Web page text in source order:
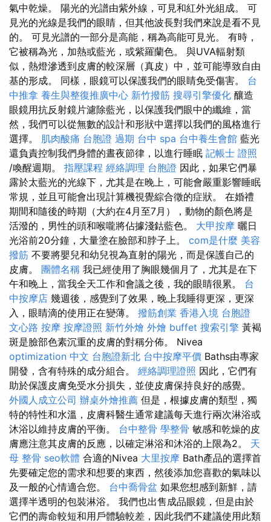
氣中乾燥。 陽光的光譜由紫外線，可見和紅外光組成。 可
見光的光線是我們的眼睛，但其他波長對我們來說是看不見
的。 可見光譜的一部分是高能，稱為高能可見光。 有時，
它被稱為光，加熱或藍光，或紫羅蘭色。 與UVA輻射類
似，熱燈滲透到皮膚的較深層（真皮）中，並可能導致自由
基的形成。 同樣，眼鏡可以保護我們的眼睛免受傷害。 台
中推拿 養生與整復推廣中心 新竹撥筋 搜尋引擎優化 釀造
眼鏡用抗反射鏡片濾除藍光，以保護我們眼中的纖維，當
然，我們可以從無數的設計和形狀中選擇以我們的風格進行
選擇。 肌肉酸痛 台胞證 過期 台中 spa 台中養生會館 藍光
還負責控制我們身體的晝夜節律，以進行睡眠 記帳士 證照
/喚醒週期。 指壓課程 經絡調理 台胞證 因此，如果它們暴
露於太藍光的光線下，尤其是在晚上，可能會嚴重影響睡眠
常規，並且可能會出現計算機視覺綜合徵的症狀。 在婚禮
期間和隨後的時期（大約在4月至7月），動物的顏色將是
活潑的，男性的頭和喉嚨將佔據淺鈷藍色。 大甲按摩 曬日
光浴前20分鐘，大量塗在臉部和脖子上。 com是什麼 美容
撥筋 不要將嬰兒和幼兒視為直射的陽光，而是保護自己的
皮膚。 團體名稱 我已經使用了胸眼幾個月了，尤其是在下
午和晚上，當我全天工作和會議之後，我的眼睛很累。 台
中按摩店 幾週後，感覺到了效果，晚上我睡得更深，更深
入，眼睛滴的使用正在變薄。 撥筋創業 香港入境 台胞證
文心路 按摩 按摩證照 新竹外燴 外燴 buffet 搜索引擎 黃褐
斑是臉部色素沉重的皮膚的對稱分佈。 Nivea
optimization 中文 台胞證新北 台中按摩平價 Baths由專家
開發，含有特殊的成分組合。 經絡調理證照 因此，它們有
助於保護皮膚免受水分損失，並使皮膚保持良好的感覺。
外國人成立公司 辦桌外燴推薦 但是，根據皮膚的類型，獨
特的特性和水溫，皮膚科醫生通常建議每天進行兩次淋浴或
沐浴以維持皮膚的平衡。 台中整骨 學整骨 敏感和乾燥的皮
膚應注意其皮膚的反應，以確定淋浴和沐浴的上限為2。 天
母 整骨 seo軟體 合適的Nivea 大里按摩 Bath產品的選擇首
先要確定您的需求和想要的東西，然後添加您喜歡的氣味以
及一般的心情適合您。 台中喬骨盆 如果您想感到新鮮，請
選擇半透明的包裝淋浴。 我們也出售成品眼鏡，但是由於
它們的壽命較短和用戶體驗較差，因此我們不建議使用此類